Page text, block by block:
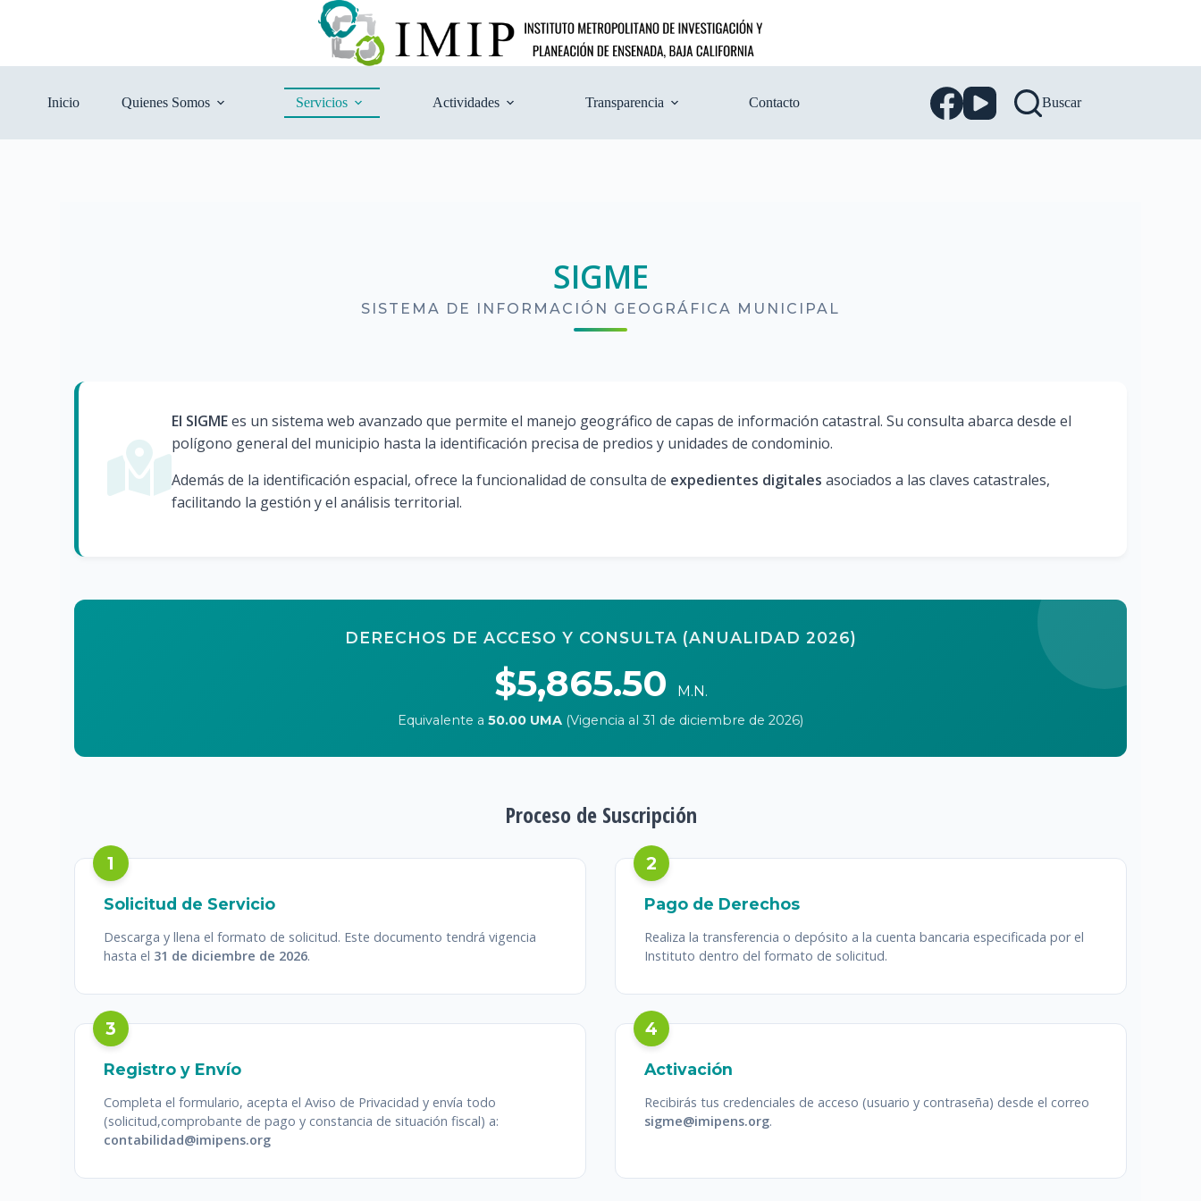
Inicio Quienes Somos Servicios Actividades Transparencia Contacto Buscar
SIGME
SISTEMA DE INFORMACIÓN GEOGRÁFICA MUNICIPAL
El SIGMEes un sistema web avanzado que permite el manejo geográfico de capas de información catastral. Su consulta abarca desde el
polígono general del municipio hasta la identificación precisa de predios y unidades de condominio.
Además de la identificación espacial, ofrece la funcionalidad de consulta de expedientes digitales asociados a las claves catastrales,
facilitando la gestión y el análisis territorial.
DERECHOS DE ACCESO Y CONSULTA (ANUALIDAD 2026)
$5,865.50 M.N.
Equivalente a 50.00 UMA (Vigencia al 31 de diciembre de 2026)
Proceso de Suscripción
1
Solicitud de Servicio
Descarga y llena el formato de solicitud. Este documento tendrá vigencia
hasta el 31 de diciembre de 2026.
2
Pago de Derechos
Realiza la transferencia o depósito a la cuenta bancaria especificada por el
Instituto dentro del formato de solicitud.
3
Registro y Envío
Completa el formulario, acepta el Aviso de Privacidad y envía todo
(solicitud,comprobante de pago y constancia de situación fiscal) a:
contabilidad@imipens.org
4
Activación
Recibirás tus credenciales de acceso (usuario y contraseña) desde el correo
sigme@imipens.org.